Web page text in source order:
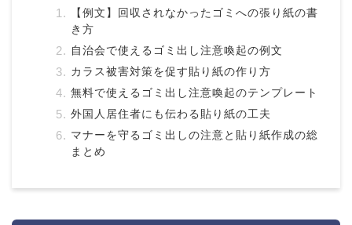
【例文】回収されなかったゴミへの張り紙の書
き方
自治会で使えるゴミ出し注意喚起の例文
カラス被害対策を促す貼り紙の作り方
無料で使えるゴミ出し注意喚起のテンプレート
外国人居住者にも伝わる貼り紙の工夫
マナーを守るゴミ出しの注意と貼り紙作成の総
まとめ